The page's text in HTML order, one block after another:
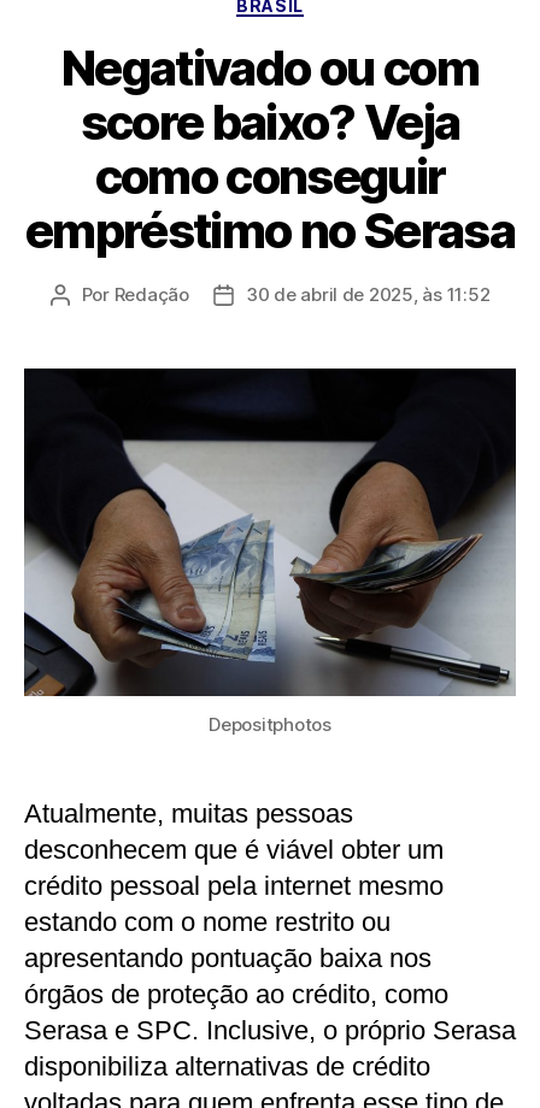
BRASIL
Negativado ou com
score baixo? Veja
como conseguir
empréstimo no Serasa
Autor
Por Redação
Data30 de abril de 2025, às 11:52
Depositphotos
Atualmente, muitas pessoas
desconhecem que é viável obter um
crédito pessoal pela internet mesmo
estando com o nome restrito ou
apresentando pontuação baixa nos
órgãos de proteção ao crédito, como
Serasa e SPC. Inclusive, o próprio Serasa
disponibiliza alternativas de crédito